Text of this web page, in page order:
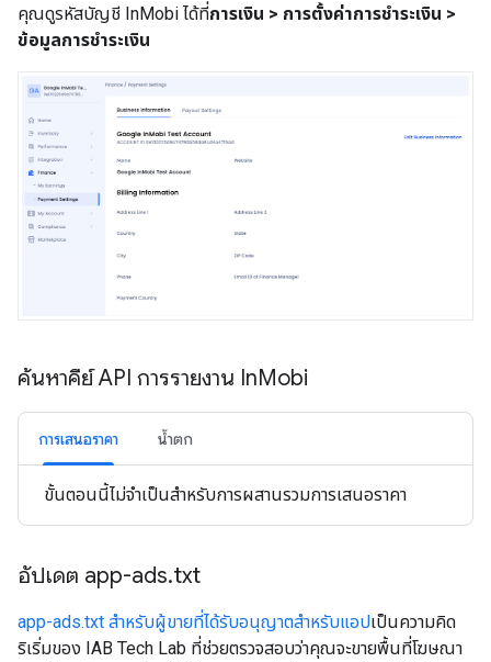
คุณดูรหัสบัญชี InMobi ได้ที่การเงิน > การตั้งค่าการชำระเงิน >
ข้อมูลการชำระเงิน
ค้นหาคีย์ API การรายงาน InMobi
การเสนอราคา น้ำตก
ขั้นตอนนี้ไม่จำเป็นสำหรับการผสานรวมการเสนอราคา
อัปเดต app-ads.txt
app-ads.txt สำหรับผู้ขายที่ได้รับอนุญาตสำหรับแอปเป็นความคิด
ริเริ่มของ IAB Tech Lab ที่ช่วยตรวจสอบว่าคุณจะขายพื้นที่โฆษณา